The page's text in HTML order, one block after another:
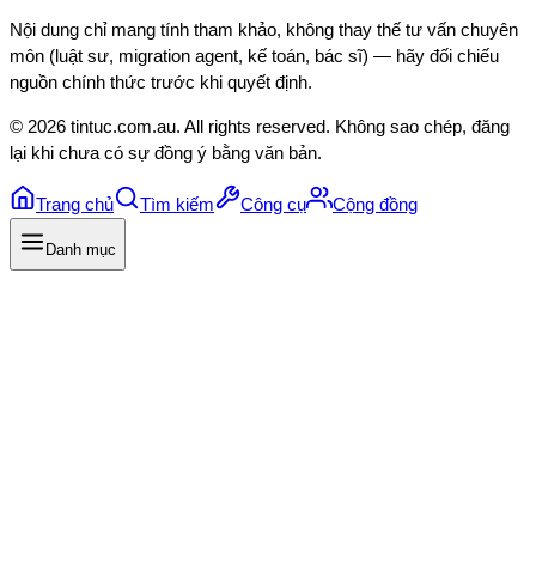
Nội dung chỉ mang tính tham khảo, không thay thế tư vấn chuyên
môn (luật sư, migration agent, kế toán, bác sĩ) — hãy đối chiếu
nguồn chính thức trước khi quyết định.
© 2026 tintuc.com.au. All rights reserved. Không sao chép, đăng
lại khi chưa có sự đồng ý bằng văn bản.
Trang chủ Tìm kiếm Công cụ Cộng đồng
Danh mục